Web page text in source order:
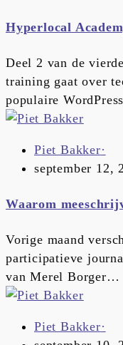
Hyperlocal
Deel 2 van de
training gaat over
populaire
Piet Bakker·
september 12,
Waarom
Vorige maand
participatieve
van Merel Borger…
Piet Bakker·